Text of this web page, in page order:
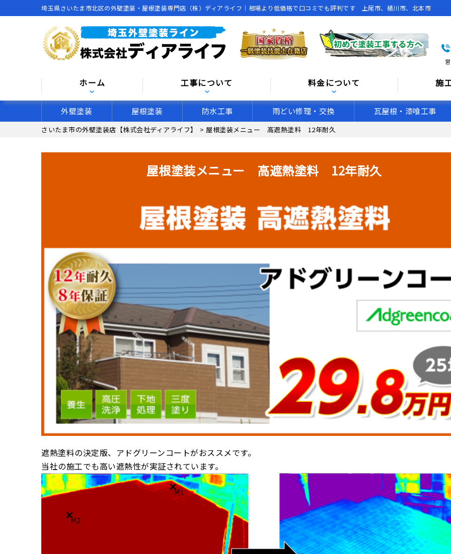
埼玉県さいたま市北区の外壁塗装・屋根塗装専門店（株）ディアライフ｜相場より低価格で口コミでも評判です 上尾市、桶川市、北本市
ホーム 工事について 料金について 施
外壁塗装 屋根塗装 防水工事 雨どい修理・交換 瓦屋根・漆喰工事
さいたま市の外壁塗装店【株式会社ディアライフ】 > 屋根塗装メニュー 高遮熱塗料 12年耐久
屋根塗装メニュー 高遮熱塗料 12年耐久
遮熱塗料の決定版、アドグリーンコートがおススメです。
当社の施工でも高い遮熱性が実証されています。